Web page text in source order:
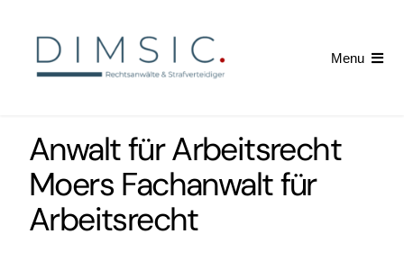
content
Menu
Arbeitsrecht
Kündigung erhalten
Anwalt für Arbeitsrecht
Moers Fachanwalt für
Arbeitsrecht